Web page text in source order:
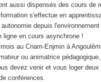
aussi dispensés des cours de
s'effectue en
depuis
ligne en cours asynchrone !
au Cnam-Enjmin à
ou animatrice
devez venir et vous loger
conférences.